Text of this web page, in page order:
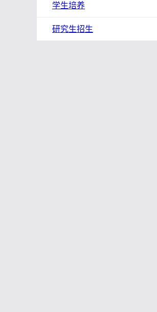
学生培养
研究生招生